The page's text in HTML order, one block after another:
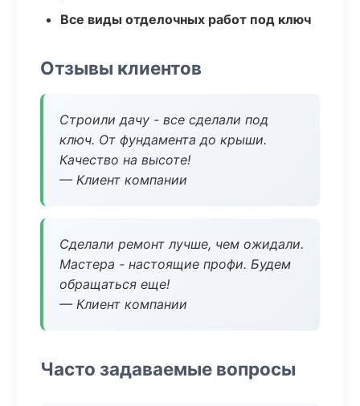
Все виды отделочных работ под ключ
Отзывы клиентов
Строили дачу - все сделали под
ключ. От фундамента до крыши.
Качество на высоте!
— Клиент компании
Сделали ремонт лучше, чем ожидали.
Мастера - настоящие профи. Будем
обращаться еще!
— Клиент компании
Часто задаваемые вопросы